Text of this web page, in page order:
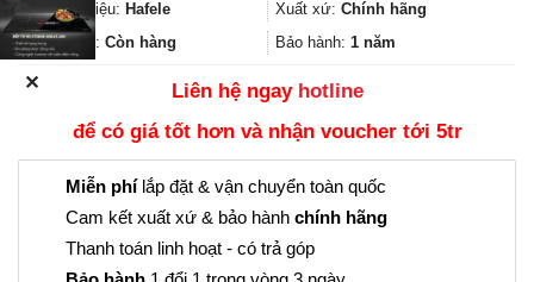
1.863.000₫.là:
1.397.000₫.
Thương hiệu: Hafele Xuất xứ: Chính hãng
Trạng thái: Còn hàng Bảo hành: 1 năm
Liên hệ ngay hotline
để có giá tốt hơn và nhận voucher tới 5tr
Miễn phílắp đặt & vận chuyển toàn quốc
Cam kết xuất xứ & bảo hành chính hãng
Thanh toán linh hoạt - có trả góp
✕